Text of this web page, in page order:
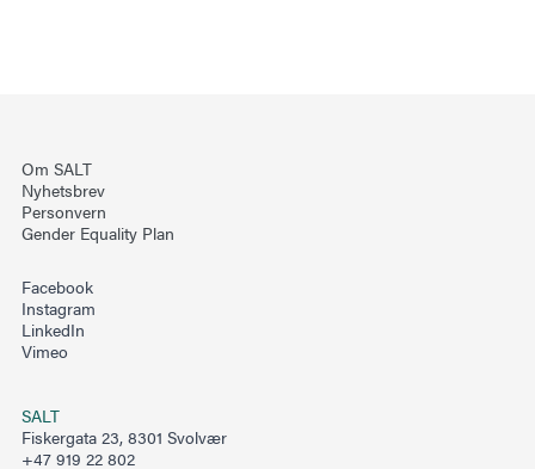
Om SALT
Nyhetsbrev
Personvern
Gender Equality Plan
Facebook
Instagram
LinkedIn
Vimeo
SALT
Fiskergata 23, 8301 Svolvær
+47 919 22 802